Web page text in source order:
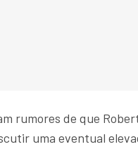
rumores de que
uma eventual